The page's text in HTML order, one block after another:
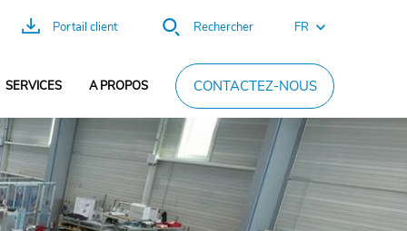
Portail client Rechercher FR
DE
ES
PT
中
文
SERVICES A PROPOS CONTACTEZ-NOUS